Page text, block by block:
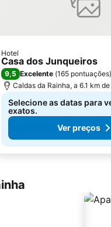
Hotel
Casa dos Junqueiros
9,5 Excelente (165 pontuações)
Caldas da Rainha, a 6.1 km
Selecione as datas para
exatos.
Ver preços